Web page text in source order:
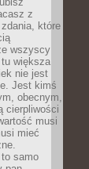
z
które
wszyscy
większa
nie jest
Jest kimś
obecnym,
cierpliwości
musi
mieć
samo